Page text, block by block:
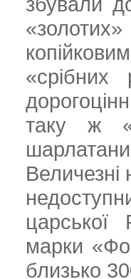
таку ж
Величезні
царської
марки
близько